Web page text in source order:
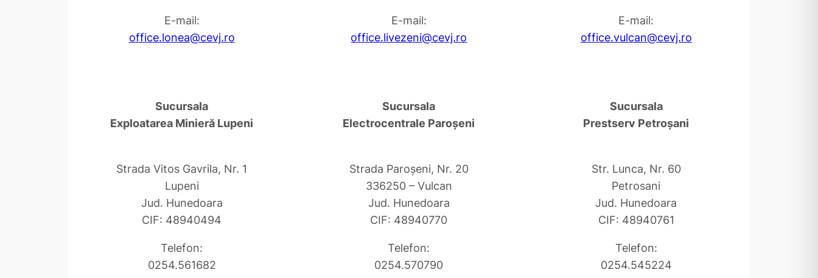
E-mail:
office.lonea@cevj.ro
E-mail:
office.livezeni@cevj.ro
E-mail:
office.vulcan@cevj.ro
Sucursala
Exploatarea Minieră Lupeni
Strada Vitos Gavrila, Nr. 1
Lupeni
Jud. Hunedoara
CIF: 48940494
Telefon:
0254.561682
Sucursala
Electrocentrale Paroşeni
Strada Paroşeni, Nr. 20
336250 – Vulcan
Jud. Hunedoara
CIF: 48940770
Telefon:
0254.570790
Sucursala
Prestserv Petroşani
Str. Lunca, Nr. 60
Petrosani
Jud. Hunedoara
CIF: 48940761
Telefon:
0254.545224